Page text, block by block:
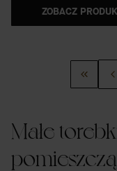
ZOBACZ
WRÓĆ
Małe